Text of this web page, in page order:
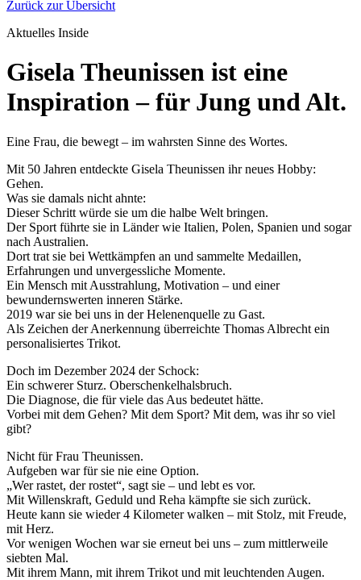
Zurück zur Übersicht
Aktuelles Inside
Gisela Theunissen ist eine
Inspiration – für Jung und Alt.
Eine Frau, die bewegt – im wahrsten Sinne des Wortes.
Mit 50 Jahren entdeckte Gisela Theunissen ihr neues Hobby:
Gehen.
Was sie damals nicht ahnte:
Dieser Schritt würde sie um die halbe Welt bringen.
Der Sport führte sie in Länder wie Italien, Polen, Spanien und sogar
nach Australien.
Dort trat sie bei Wettkämpfen an und sammelte Medaillen,
Erfahrungen und unvergessliche Momente.
Ein Mensch mit Ausstrahlung, Motivation – und einer
bewundernswerten inneren Stärke.
2019 war sie bei uns in der Helenenquelle zu Gast.
Als Zeichen der Anerkennung überreichte Thomas Albrecht ein
personalisiertes Trikot.
Doch im Dezember 2024 der Schock:
Ein schwerer Sturz. Oberschenkelhalsbruch.
Die Diagnose, die für viele das Aus bedeutet hätte.
Vorbei mit dem Gehen? Mit dem Sport? Mit dem, was ihr so viel
gibt?
Nicht für Frau Theunissen.
Aufgeben war für sie nie eine Option.
„Wer rastet, der rostet“, sagt sie – und lebt es vor.
Mit Willenskraft, Geduld und Reha kämpfte sie sich zurück.
Heute kann sie wieder 4 Kilometer walken – mit Stolz, mit Freude,
mit Herz.
Vor wenigen Wochen war sie erneut bei uns – zum mittlerweile
siebten Mal.
Mit ihrem Mann, mit ihrem Trikot und mit leuchtenden Augen.